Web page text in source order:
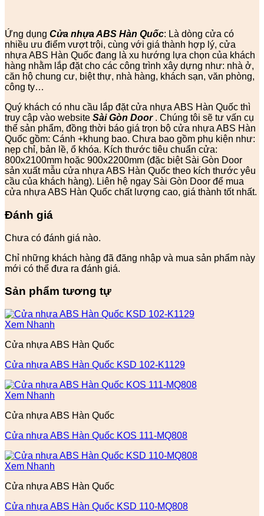
Ứng dụng Cửa nhựa ABS Hàn Quốc: Là dòng cửa có
nhiều ưu điểm vượt trội, cùng với giá thành hợp lý, cửa
nhựa ABS Hàn Quốc đang là xu hướng lựa chọn của khách
hàng nhằm lắp đặt cho các công trình xây dựng như: nhà ở,
căn hộ chung cư, biệt thự, nhà hàng, khách sạn, văn phòng,
công ty…
Quý khách có nhu cầu lắp đặt cửa nhựa ABS Hàn Quốc thì
truy cập vào website Sài Gòn Door. Chúng tôi sẽ tư vấn cụ
thể sản phẩm, đồng thời báo giá trọn bộ cửa nhựa ABS Hàn
Quốc gồm: Cánh +khung bao. Chưa bao gồm phụ kiện như:
nẹp chỉ, bản lề, ổ khóa. Kích thước tiêu chuẩn cửa:
800x2100mm hoặc 900x2200mm (đặc biệt Sài Gòn Door
sản xuất mẫu cửa nhựa ABS Hàn Quốc theo kích thước yêu
cầu của khách hàng). Liên hệ ngay Sài Gòn Door để mua
cửa nhựa ABS Hàn Quốc chất lượng cao, giá thành tốt nhất.
Đánh giá
Chưa có đánh giá nào.
Chỉ những khách hàng đã đăng nhập và mua sản phẩm này
mới có thể đưa ra đánh giá.
Sản phẩm tương tự
Xem Nhanh
Cửa nhựa ABS Hàn Quốc
Cửa nhựa ABS Hàn Quốc KSD 102-K1129
Xem Nhanh
Cửa nhựa ABS Hàn Quốc
Cửa nhựa ABS Hàn Quốc KOS 111-MQ808
Xem Nhanh
Cửa nhựa ABS Hàn Quốc
Cửa nhựa ABS Hàn Quốc KSD 110-MQ808